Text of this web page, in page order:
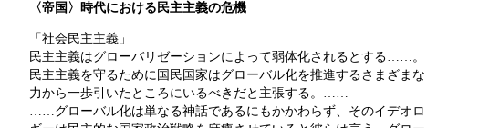
〈帝国〉時代における民主主義の危機
「社会民主主義」
民主主義はグローバリゼーションによって弱体化されるとする……。
民主主義を守るために国民国家はグローバル化を推進するさまざまな
力から一歩引いたところにいるべきだと主張する。……
……グローバル化は単なる神話であるにもかかわらず、そのイデオロ